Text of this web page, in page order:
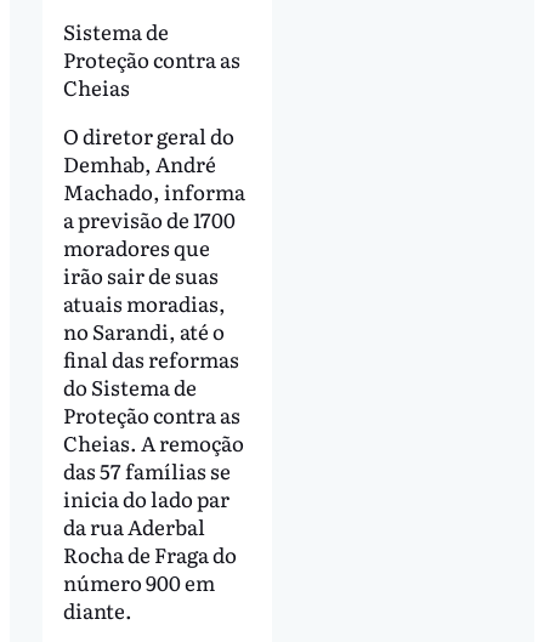
Sistema de
Proteção contra as
Cheias
O diretor geral do
Demhab, André
Machado, informa
a previsão de 1700
moradores que
irão sair de suas
atuais moradias,
no Sarandi, até o
final das reformas
do Sistema de
Proteção contra as
Cheias. A remoção
das 57 famílias se
inicia do lado par
da rua Aderbal
Rocha de Fraga do
número 900 em
diante.